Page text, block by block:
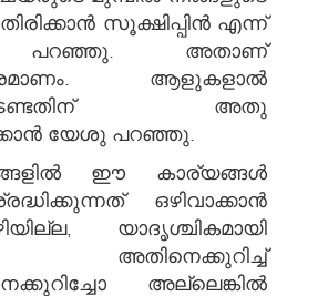
സൂക്ഷിപ്പിൻ എന്ന്
പറഞ്ഞു. അതാണ്
ആളുകളാൽ
അതു
യേശു പറഞ്ഞു.
ഈ കാര്യങ്ങൾ
ഒഴിവാക്കാൻ
യാദൃശ്ചികമായി
അതിനെക്കുറിച്ച്
അല്ലെങ്കിൽ